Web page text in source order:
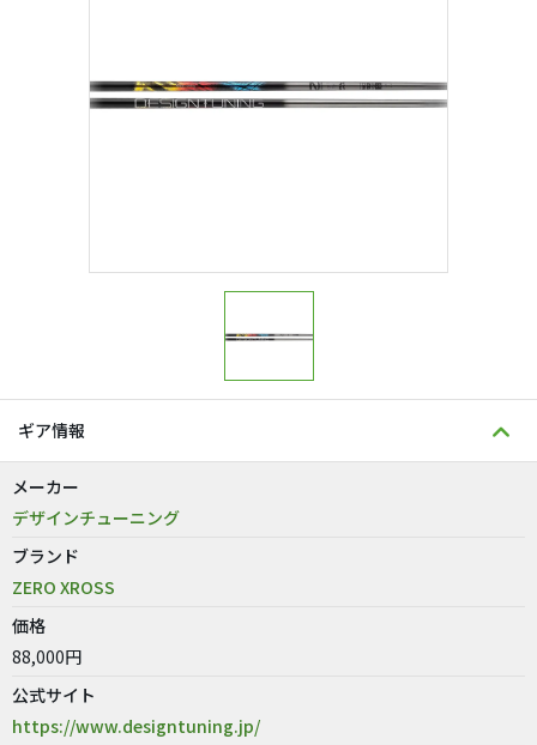
ギア情報
メーカー
デザインチューニング
ブランド
ZERO XROSS
価格
88,000円
公式サイト
https://www.designtuning.jp/